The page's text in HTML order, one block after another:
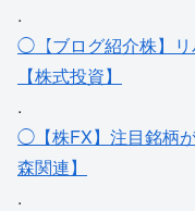
.
◯【ブログ紹介株】リ
【株式投資】
.
◯【株FX】注目銘柄
森関連】
.